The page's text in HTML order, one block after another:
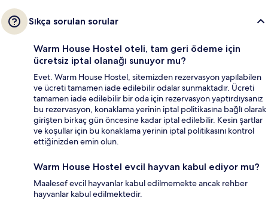
Sıkça sorulan sorular
Warm House Hostel oteli, tam geri ödeme için
ücretsiz iptal olanağı sunuyor mu?
Evet. Warm House Hostel, sitemizden rezervasyon yapılabilen
ve ücreti tamamen iade edilebilir odalar sunmaktadır. Ücreti
tamamen iade edilebilir bir oda için rezervasyon yaptırdıysanız
bu rezervasyon, konaklama yerinin iptal politikasına bağlı olarak
girişten birkaç gün öncesine kadar iptal edilebilir. Kesin şartlar
ve koşullar için bu konaklama yerinin iptal politikasını kontrol
ettiğinizden emin olun.
Warm House Hostel evcil hayvan kabul ediyor mu?
Maalesef evcil hayvanlar kabul edilmemekte ancak rehber
hayvanlar kabul edilmektedir.